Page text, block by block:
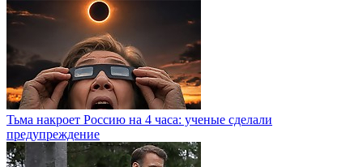
Тьма накроет Россию на 4 часа: ученые сделали
предупреждение